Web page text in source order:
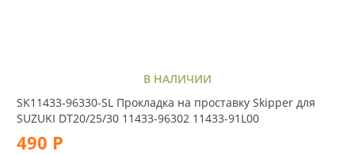
В НАЛИЧИИ
SK11433-96330-SL Прокладка на проставку Skipper для
SUZUKI DT20/25/30 11433-96302 11433-91L00
490 Р